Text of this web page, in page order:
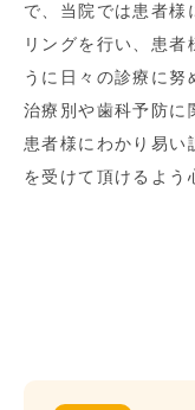
で、当院では患者様
リングを行い、患者
うに日々の診療に努
治療別や歯科予防に
患者様にわかり易い
を受けて頂けるよう